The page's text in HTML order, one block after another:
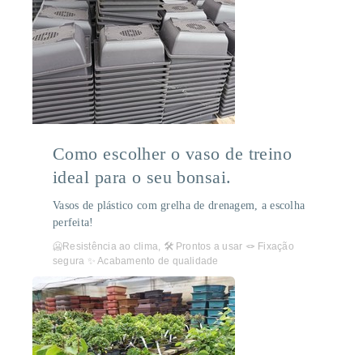
Como escolher o vaso de treino
ideal para o seu bonsai.
Vasos de plástico com grelha de drenagem, a escolha
perfeita!
🥶Resistência ao clima, 🛠️ Prontos a usar 🪢 Fixação
segura ✨ Acabamento de qualidade